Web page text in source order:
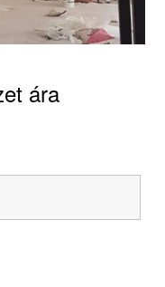
ára